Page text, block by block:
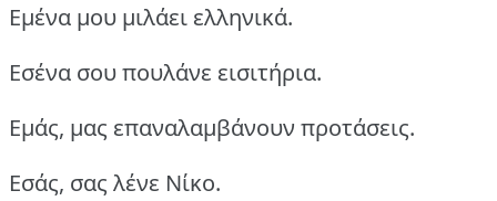
Εμένα μου μιλάει ελληνικά.
Εσένα σου πουλάνε εισιτήρια.
Εμάς, μας επαναλαμβάνουν προτάσεις.
Εσάς, σας λένε Νίκο.